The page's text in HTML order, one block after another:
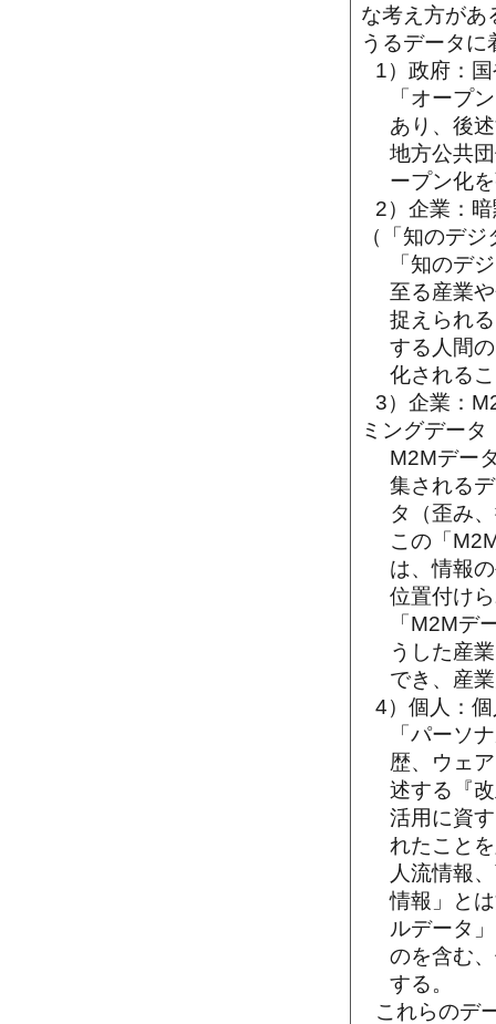
な考え方があ
うるデータ
1）政府：
「オープ
あり、後
地方公共
ープン化
2）企業：
（「知のデ
「知のデ
至る産業
捉えられ
する人間
化される
3）企業：
ミングデー
M2Mデー
集される
タ（歪み
この「
は、情報
位置付け
「M2Mデ
うした産
でき、産
4）個人：
「パーソ
歴、ウェ
述する『
活用に資
れたこと
人流情報
情報」と
ルデータ
のを含む
する。
これらのデ